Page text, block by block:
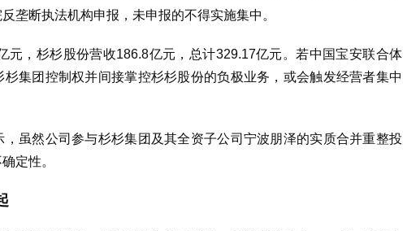
垄断执法机构申报，未申报的不得实施集中。
元，杉杉股份营收186.8亿元，总计329.17亿元。若中国宝安联合体
集团控制权并间接掌控杉杉股份的负极业务，或会触发经营者集中
虽然公司参与杉杉集团及其全资子公司宁波朋泽的实质合并重整投
定性。